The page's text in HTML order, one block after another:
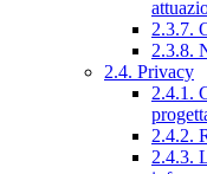
2.3.7.
2.3.8.
2.4. Privacy
2.4.1.
2.4.2.
2.4.3.